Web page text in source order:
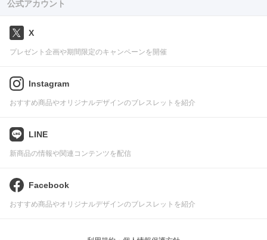
公式アカウント
X
プレゼント企画や期間限定のキャンペーンを開催
Instagram
おすすめ商品やオリジナルデザインのブレスレットを紹介
LINE
新商品の情報や関連コンテンツを配信
Facebook
おすすめ商品やオリジナルデザインのブレスレットを紹介